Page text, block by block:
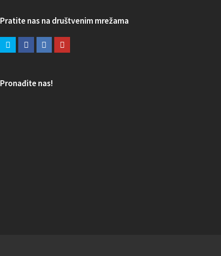
Pratite nas na društvenim mrežama
Pronađite nas!